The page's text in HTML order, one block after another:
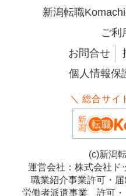
新潟転職
ご利
お問合せ
個人情報保
＼ 総合サイ
(c)新潟
運営会社：株式会社ド
職業紹介事業許可・
労働者派遣事業 許可・